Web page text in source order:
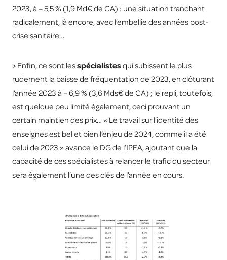
2023, à – 5,5 % (1,9 Md€ de CA) : une situation tranchant
radicalement, là encore, avec l’embellie des années post-
crise sanitaire…
> Enfin, ce sont lesspécialistes qui subissent le plus
rudement la baisse de fréquentation de 2023, en clôturant
l’année 2023 à – 6,9 % (3,6 Mds€ de CA) ; le repli, toutefois,
est quelque peu limité également, ceci prouvant un
certain maintien des prix… « Le travail sur l’identité des
enseignes est bel et bien l’enjeu de 2024, comme il a été
celui de 2023 » avance le DG de l’IPEA, ajoutant que la
capacité de ces spécialistes à relancer le trafic du secteur
sera également l’une des clés de l’année en cours.